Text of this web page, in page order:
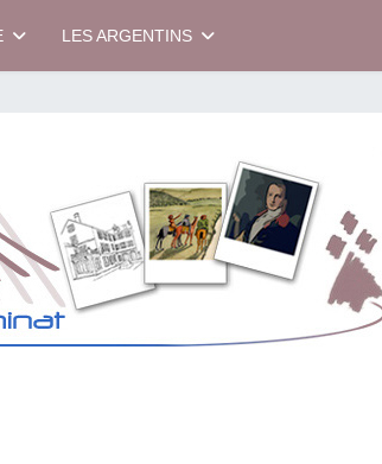
LES ARGENTINS